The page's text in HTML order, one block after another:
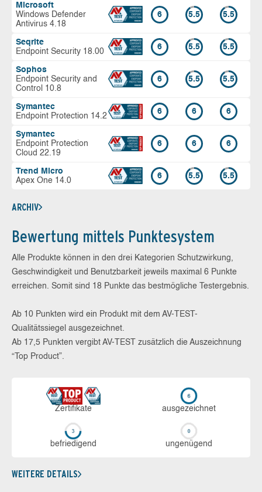
Microsoft
Windows Defender
Antivirus 4.18
6 5.5 5.5
Seqrite
Endpoint Security 18.00
6 5.5 5.5
Sophos
Endpoint Security and
Control 10.8
6 5.5 5.5
Symantec
Endpoint Protection 14.2
6 6 6
Symantec
Endpoint Protection
Cloud 22.19
6 6 6
Trend Micro
Apex One 14.0
6 5.5 5.5
ARCHIV
Bewertung mittels Punktesystem
Alle Produkte können in den drei Kategorien Schutzwirkung,
Geschwindigkeit und Benutzbarkeit jeweils maximal 6 Punkte
erreichen. Somit sind 18 Punkte das bestmögliche Testergebnis.
Ab 10 Punkten wird ein Produkt mit dem AV-TEST-
Qualitätssiegel ausgezeichnet.
Ab 17,5 Punkten vergibt AV-TEST zusätzlich die Auszeichnung
“Top Product”.
Zerti­fikate aus­ge­zeich­net
be­frie­di­gend un­ge­nü­gend
WEITERE DETAILS